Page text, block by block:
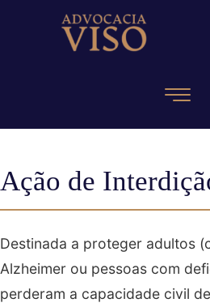
Ação de
Destinada a proteger adultos
Alzheimer ou pessoas com
perderam a capacidade civil